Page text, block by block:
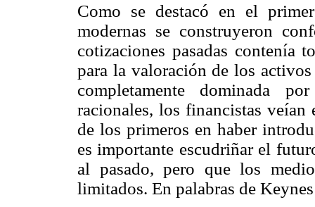
Como se destacó en el
modernas se construyeron
cotizaciones pasadas contenía
para la valoración de los
completamente dominada
racionales, los financistas
de los primeros en haber
es importante escudriñar el
al pasado, pero que los
limitados. En palabras de